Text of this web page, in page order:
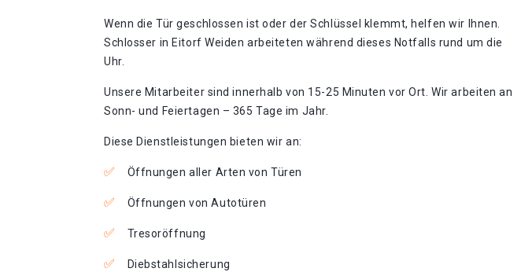
Wenn die Tür geschlossen ist oder der Schlüssel klemmt, helfen wir Ihnen.
Schlosser in Eitorf Weiden arbeiteten während dieses Notfalls rund um die
Uhr.
Unsere Mitarbeiter sind innerhalb von 15-25 Minuten vor Ort. Wir arbeiten an
Sonn- und Feiertagen – 365 Tage im Jahr.
Diese Dienstleistungen bieten wir an:
Öffnungen aller Arten von Türen
Öffnungen von Autotüren
Tresoröffnung
Diebstahlsicherung